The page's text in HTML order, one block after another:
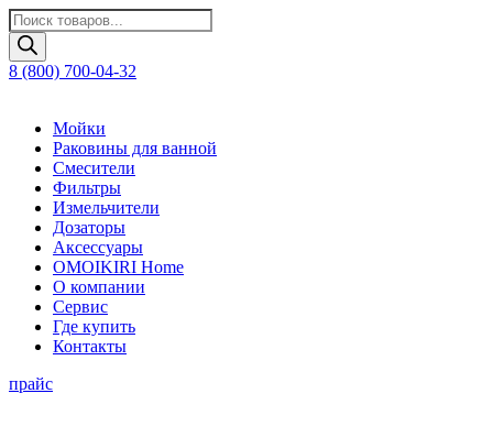
Поиск
товаров
8 (800) 700-04-32
Мойки
Раковины для ванной
Смесители
Фильтры
Измельчители
Дозаторы
Аксессуары
OMOIKIRI Home
О компании
Сервис
Где купить
Контакты
прайс